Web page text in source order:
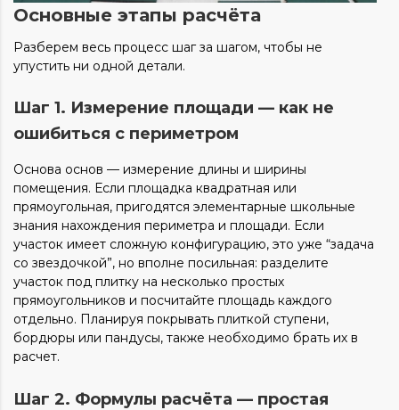
Основные этапы расчёта
Разберем весь процесс шаг за шагом, чтобы не
упустить ни одной детали.
Шаг 1. Измерение площади — как не
ошибиться с периметром
Основа основ — измерение длины и ширины
помещения. Если площадка квадратная или
прямоугольная, пригодятся элементарные школьные
знания нахождения периметра и площади. Если
участок имеет сложную конфигурацию, это уже “задача
со звездочкой”, но вполне посильная: разделите
участок под плитку на несколько простых
прямоугольников и посчитайте площадь каждого
отдельно. Планируя покрывать плиткой ступени,
бордюры или пандусы, также необходимо брать их в
расчет.
Шаг 2. Формулы расчёта — простая